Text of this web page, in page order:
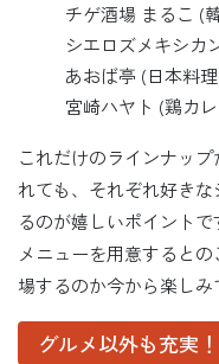
チゲ酒場 まるこ (
シエロズメキシカ
あおば亭 (日本料
宮崎ハヤト (鶏カ
これだけのラインナッ
れても、それぞれ好き
るのが嬉しいポイント
メニューを用意すると
場するのか今から楽しみ
グルメ以外も充実